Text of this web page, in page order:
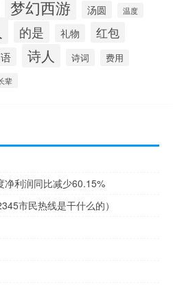
梦幻西游 汤圆 温度
的是 礼物 红包
诗人 诗词 费用
辈
净利润同比减少60.15%
市民热线是干什么的）